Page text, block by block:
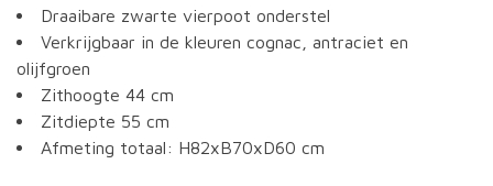
Draaibare zwarte vierpoot onderstel
Verkrijgbaar in de kleuren cognac, antraciet en
olijfgroen
Zithoogte 44 cm
Zitdiepte 55 cm
Afmeting totaal: H82xB70xD60 cm